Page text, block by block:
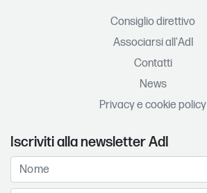
Consiglio direttivo
Associarsi all'AdI
Contatti
News
Privacy e cookie policy
Iscriviti alla newsletter AdI